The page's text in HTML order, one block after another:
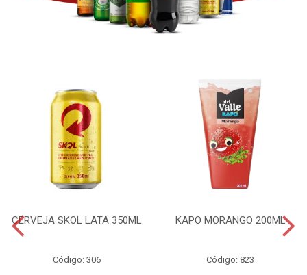
CERVEJA SKOL LATA 350ML
Código: 306
KAPO MORANGO 200ML
Código: 823